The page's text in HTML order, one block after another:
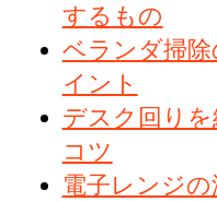
するもの
ベランダ掃
イント
デスク回り
コツ
電子レンジ